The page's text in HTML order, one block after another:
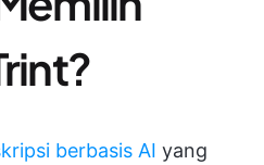
berbasis AI yang